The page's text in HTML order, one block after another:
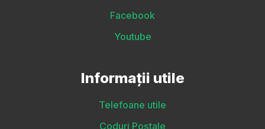
Facebook
Youtube
Informații utile
Telefoane utile
Coduri Poștale